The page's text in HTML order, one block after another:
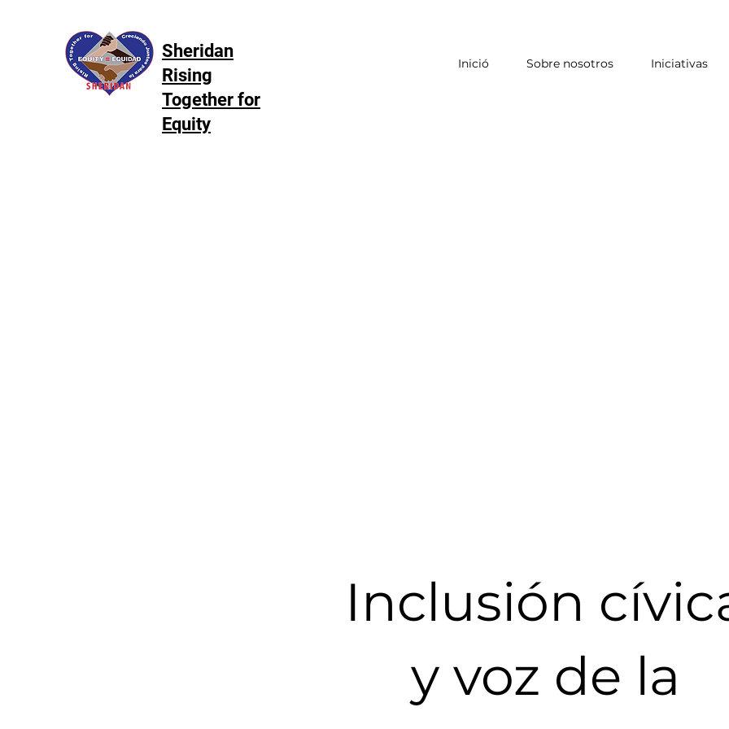
Sheridan
Rising
Together for
Equity
Inició Sobre nosotros Iniciativas
Inclusión
y voz de la